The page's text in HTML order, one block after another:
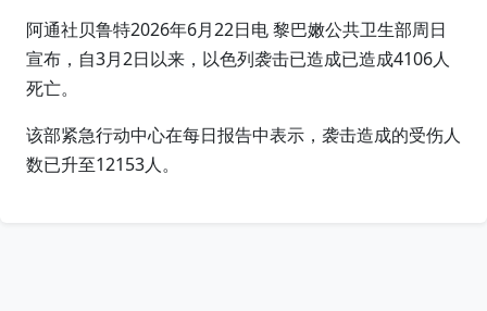
阿通社贝鲁特2026年6月22日电 黎巴嫩公共卫生部周日
宣布，自3月2日以来，以色列袭击已造成已造成4106人
死亡。
该部紧急行动中心在每日报告中表示，袭击造成的受伤人
数已升至12153人。